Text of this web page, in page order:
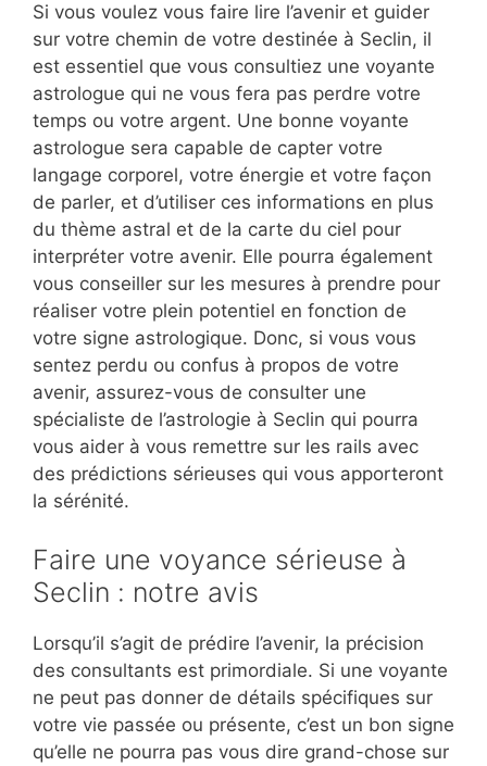
Si vous voulez vous faire lire l’avenir et guider
sur votre chemin de votre destinée à Seclin, il
est essentiel que vous consultiez une voyante
astrologue qui ne vous fera pas perdre votre
temps ou votre argent. Une bonne voyante
astrologue sera capable de capter votre
langage corporel, votre énergie et votre façon
de parler, et d’utiliser ces informations en plus
du thème astral et de la carte du ciel pour
interpréter votre avenir. Elle pourra également
vous conseiller sur les mesures à prendre pour
réaliser votre plein potentiel en fonction de
votre signe astrologique. Donc, si vous vous
sentez perdu ou confus à propos de votre
avenir, assurez-vous de consulter une
spécialiste de l’astrologie à Seclin qui pourra
vous aider à vous remettre sur les rails avec
des prédictions sérieuses qui vous apporteront
la sérénité.
Faire une voyance sérieuse à
Seclin : notre avis
Lorsqu’il s’agit de prédire l’avenir, la précision
des consultants est primordiale. Si une voyante
ne peut pas donner de détails spécifiques sur
votre vie passée ou présente, c’est un bon signe
qu’elle ne pourra pas vous dire grand-chose sur